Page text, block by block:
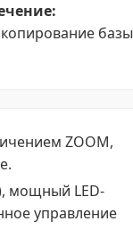
базы
ZOOM,
мощный LED-
управление